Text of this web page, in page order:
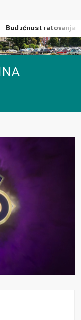
Budućnost ratovanja